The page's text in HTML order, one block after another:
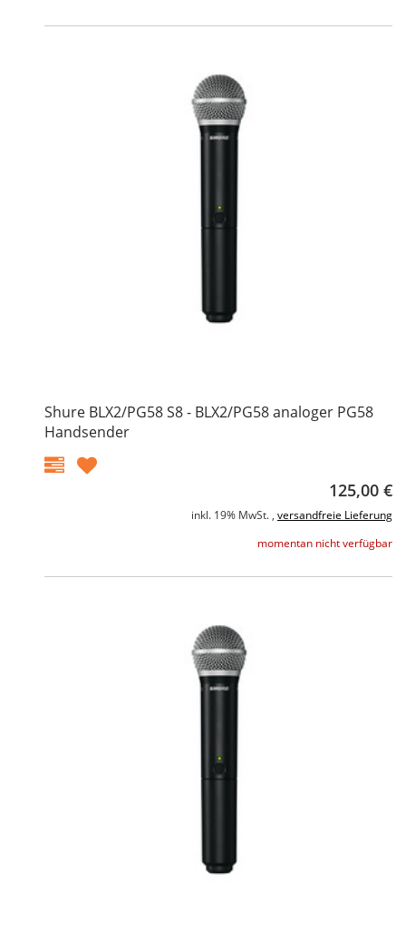
Shure BLX2/PG58 S8 - BLX2/PG58 analoger PG58
Handsender
125,00 €
inkl. 19% MwSt. , versandfreie Lieferung
momentan nicht verfügbar